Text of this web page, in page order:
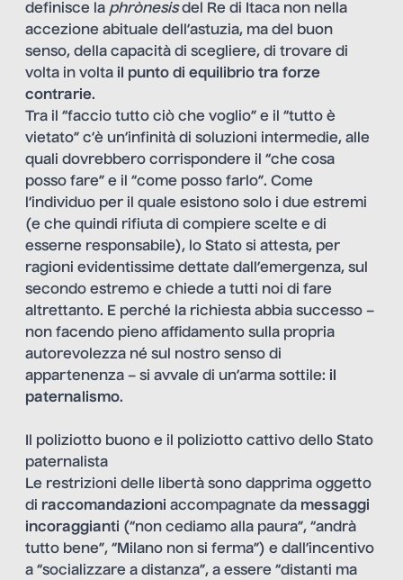
definisce la phrònesisdel Re di Itaca non nella
accezione abituale dell’astuzia, ma del buon
senso, della capacità di scegliere, di trovare di
volta in volta il punto di equilibrio tra forze
contrarie.
Tra il “faccio tutto ciò che voglio” e il “tutto è
vietato” c’è un’infinità di soluzioni intermedie, alle
quali dovrebbero corrispondere il “che cosa
posso fare” e il “come posso farlo”. Come
l’individuo per il quale esistono solo i due estremi
(e che quindi rifiuta di compiere scelte e di
esserne responsabile), lo Stato si attesta, per
ragioni evidentissime dettate dall’emergenza, sul
secondo estremo e chiede a tutti noi di fare
altrettanto. E perché la richiesta abbia successo –
non facendo pieno affidamento sulla propria
autorevolezza né sul nostro senso di
appartenenza – si avvale di un’arma sottile: il
paternalismo.
Il poliziotto buono e il poliziotto cattivo dello Stato
paternalista
Le restrizioni delle libertà sono dapprima oggetto
di raccomandazioni accompagnate da messaggi
incoraggianti (“non cediamo alla paura”, “andrà
tutto bene”, “Milano non si ferma”) e dall’incentivo
a “socializzare a distanza”, a essere “distanti ma